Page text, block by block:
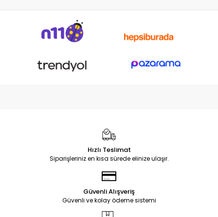
Hızlı Teslimat
Siparişleriniz en kısa sürede elinize ulaşır.
Güvenli Alışveriş
Güvenli ve kolay ödeme sistemi